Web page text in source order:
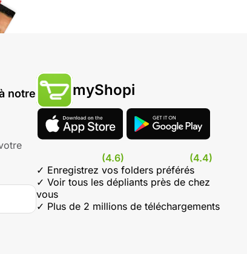
notre
myShopi
(4.6)
(4.4)
✓ Enregistrez vos folders préférés
✓ Voir tous les dépliants près de chez
vous
✓ Plus de 2 millions de téléchargements